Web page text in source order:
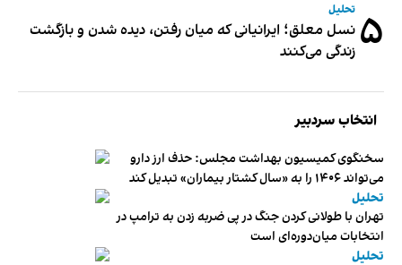
۵ تحلیل
نسل معلق؛ ایرانیانی که میان رفتن، دیده شدن و بازگشت
زندگی می‌کنند
انتخاب سردبیر
سخنگوی کمیسیون بهداشت مجلس: حذف ارز دارو
می‌تواند ۱۴۰۶ را به «سال کشتار بیماران» تبدیل کند
تحلیل
تهران با طولانی کردن جنگ در پی ضربه زدن به ترامپ در
انتخابات میان‌دوره‌ای است
تحلیل